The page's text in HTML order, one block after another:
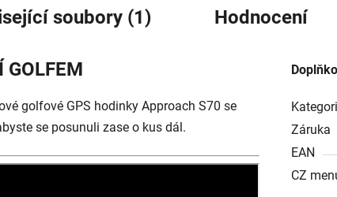
soubory (1) Hodnocení
GOLFEM
golfové GPS hodinky Approach S70 se
se posunuli zase o kus dál.
Záruka
EAN
CZ